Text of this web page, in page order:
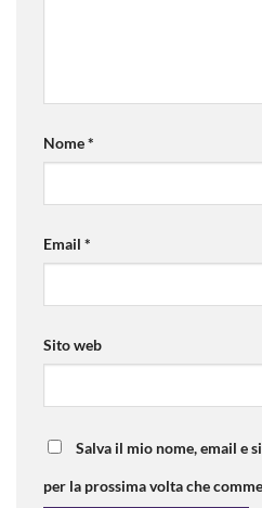
Nome*
Email *
Sito web
Salva il mio nome, email e
per la prossima volta che